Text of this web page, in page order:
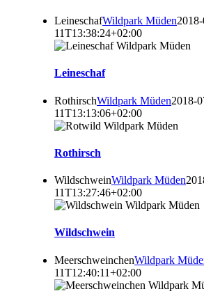
LeineschafWildpark Müden
11T13:38:24+02:00
Leineschaf
RothirschWildpark Müden2018-
11T13:13:06+02:00
Rothirsch
WildschweinWildpark Müden
11T13:27:46+02:00
Wildschwein
MeerschweinchenWildpark
11T12:40:11+02:00